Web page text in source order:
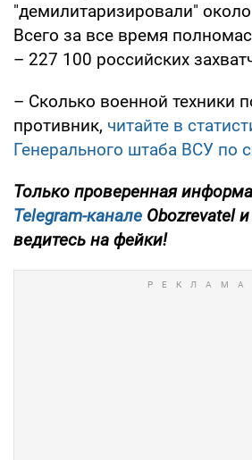
"демилитаризировали"
Всего за все время
– 227 100 российских
– Сколько военной техники
противник, читайте в
Генерального штаба ВСУ по
Только проверенная
Telegram-канале Obozrevatel
ведитесь на фейки!